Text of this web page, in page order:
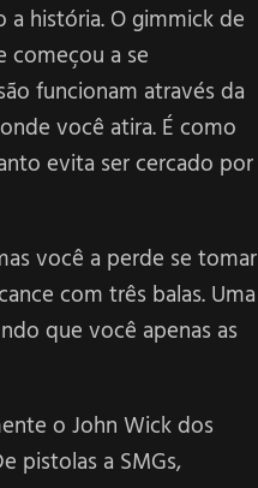
história. O gimmick de
começou a se
funcionam através da
você atira. É como
evita ser cercado por
você a perde se tomar
com três balas. Uma
que você apenas as
o John Wick dos
pistolas a SMGs,